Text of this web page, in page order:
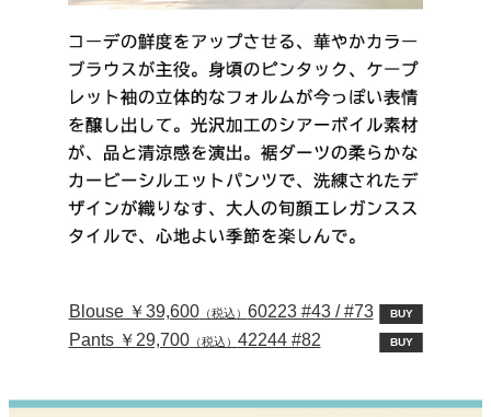
Blouse ￥39,600（税込） 60223 #43 / #73 BUY
Pants ￥29,700（税込） 42244 #82 BUY